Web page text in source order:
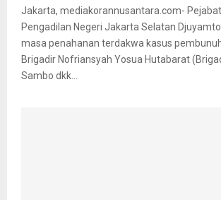
Jakarta, mediakorannusantara.com-
Pengadilan Negeri Jakarta Selatan
masa penahanan terdakwa kasus
Brigadir Nofriansyah Yosua Hutabarat
Sambo dkk...